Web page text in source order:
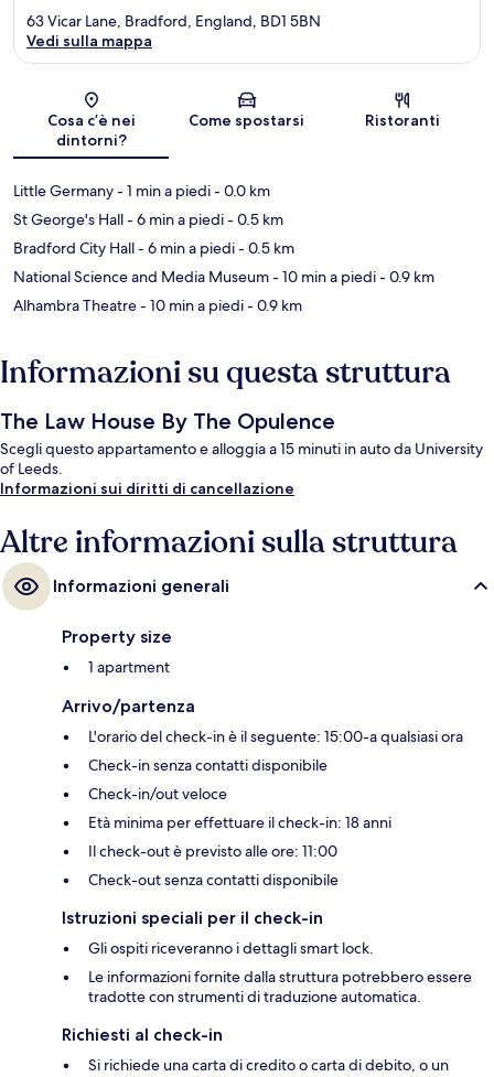
Mappa
63 Vicar Lane, Bradford, England, BD1 5BN
Vedi sulla mappa
Cosa c’è nei
dintorni?
Come spostarsi Ristoranti
Little Germany- 1 min a piedi- 0.0 km
St George's Hall- 6 min a piedi- 0.5 km
Bradford City Hall- 6 min a piedi- 0.5 km
National Science and Media Museum- 10 min a piedi- 0.9 km
Alhambra Theatre- 10 min a piedi- 0.9 km
Informazioni su questa struttura
The Law House By The Opulence
Scegli questo appartamento e alloggia a 15 minuti in auto da University
of Leeds.
Informazioni sui diritti di cancellazione
Altre informazioni sulla struttura
Informazioni generali
Property size
1 apartment
Arrivo/partenza
L'orario del check-in è il seguente: 15:00-a qualsiasi ora
Check-in senza contatti disponibile
Check-in/out veloce
Età minima per effettuare il check-in: 18 anni
Il check-out è previsto alle ore: 11:00
Check-out senza contatti disponibile
Istruzioni speciali per il check-in
Gli ospiti riceveranno i dettagli smart lock.
Le informazioni fornite dalla struttura potrebbero essere
tradotte con strumenti di traduzione automatica.
Richiesti al check-in
Si richiede una carta di credito o carta di debito, o un